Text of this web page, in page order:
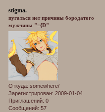
stigma.
пугаться нет причины бородатого
мужчины "={D"
Откуда: somewhere/
Зарегистрирован: 2009-01-04
Приглашений: 0
Сообщений: 57